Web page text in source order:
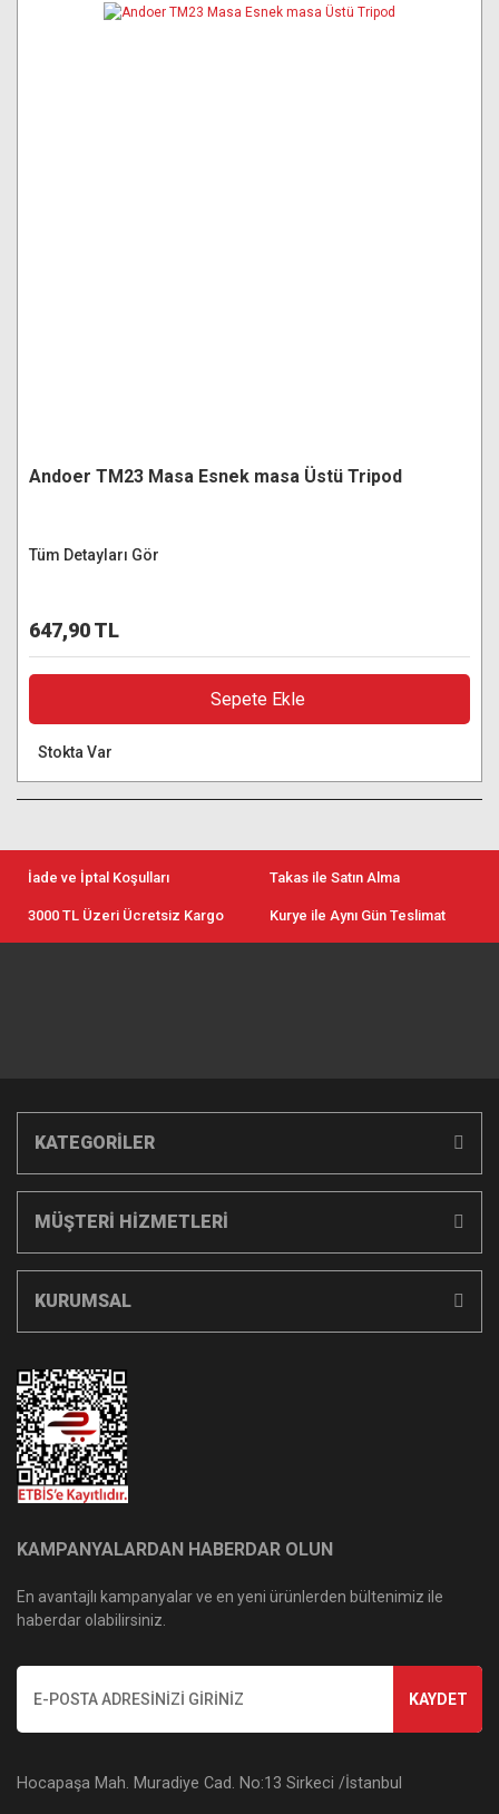
Andoer TM23 Masa Esnek masa Üstü Tripod
Tüm Detayları Gör
647,90 TL
Sepete Ekle
Stokta Var
İade ve İptal Koşulları Takas ile Satın Alma
3000 TL Üzeri Ücretsiz Kargo Kurye ile Aynı Gün Teslimat
KATEGORİLER
MÜŞTERİ HİZMETLERİ
KURUMSAL
KAMPANYALARDAN HABERDAR OLUN
En avantajlı kampanyalar ve en yeni ürünlerden bültenimiz ile
haberdar olabilirsiniz.
KAYDET
Hocapaşa Mah. Muradiye Cad. No:13 Sirkeci /İstanbul